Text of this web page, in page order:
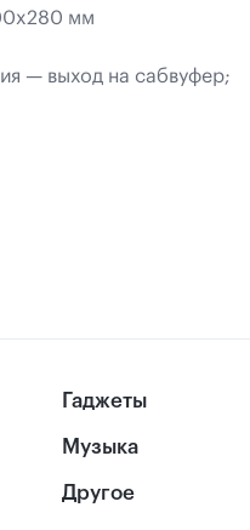
мм
— выход на сабвуфер;
Гаджеты
Музыка
Другое